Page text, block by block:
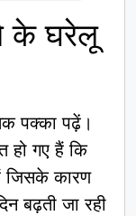
के घरेलू
पक्का पढ़ें।
हो गए हैं कि
जिसके कारण
बढ़ती जा रही